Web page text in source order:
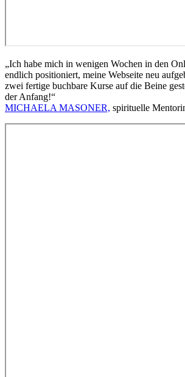
„Ich habe mich in wenigen Wochen in den
endlich positioniert, meine Webseite neu
zwei fertige buchbare Kurse auf die Beine
der Anfang!“
MICHAELA MASONER, spirituelle